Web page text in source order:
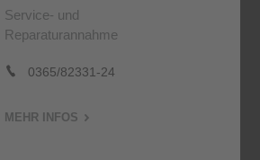
Service- und
Reparaturannahme
0365/82331-24
MEHR INFOS